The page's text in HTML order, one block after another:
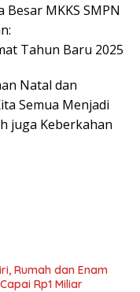
MKKS SMPN
Tahun Baru 2025
Natal dan
Semua Menjadi
juga Keberkahan
Rumah dan Enam
Rp1 Miliar